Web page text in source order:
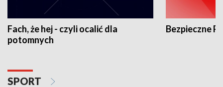
Fach, że hej - czyli ocalić dla
potomnych
Bezpieczne
SPORT